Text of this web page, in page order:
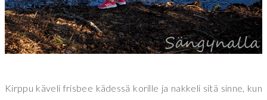
Kirppu käveli frisbee kädessä korille ja nakkeli sitä sinne, kun